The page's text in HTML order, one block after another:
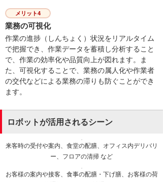
メリット4
業務の可視化
作業の進捗（しんちょく）状況をリアルタイム
で把握でき、作業データを蓄積し分析すること
で、作業の効率化や品質向上が図れます。ま
た、可視化することで、業務の属人化や作業者
の交代などによる業務の滞りも防ぐことができ
ます。
ロボットが活用されるシーン
来客時の受付や案内、食堂の配膳、オフィス内デリバリ
ー、フロアの清掃 など
お客様の案内や接客、食事の配膳・下げ膳、お客様の荷